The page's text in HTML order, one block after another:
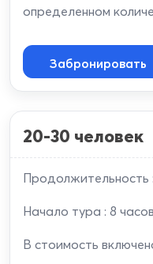
определенном
Забронировать
20-30 человек
Продолжительность
Начало тура : 8
В стоимость